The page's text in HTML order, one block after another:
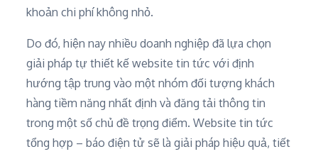
khoản chi phí không nhỏ.
Do đó, hiện nay nhiều doanh nghiệp đã lựa chọn
giải pháp tự thiết kế website tin tức với định
hướng tập trung vào một nhóm đối tượng khách
hàng tiềm năng nhất định và đăng tải thông tin
trong một số chủ đề trọng điểm. Website tin tức
tổng hợp – báo điện tử sẽ là giải pháp hiệu quả, tiết